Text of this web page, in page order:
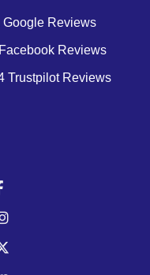
Google Reviews
Reviews
Trustpilot Reviews